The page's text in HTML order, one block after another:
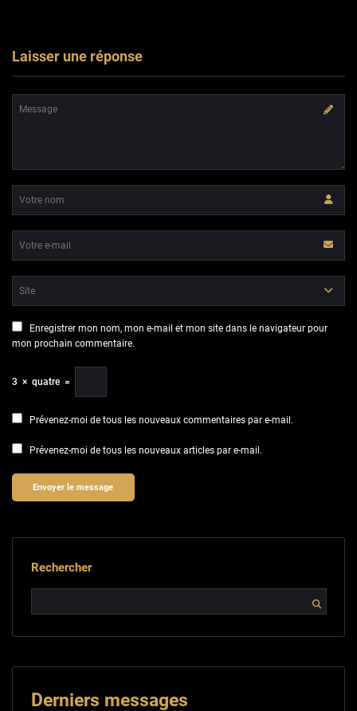
Laisser une réponse
Enregistrer mon nom, mon e-mail et mon site dans le navigateur pour
mon prochain commentaire.
3 × quatre =
Prévenez-moi de tous les nouveaux commentaires par e-mail.
Prévenez-moi de tous les nouveaux articles par e-mail.
Rechercher
Derniers messages